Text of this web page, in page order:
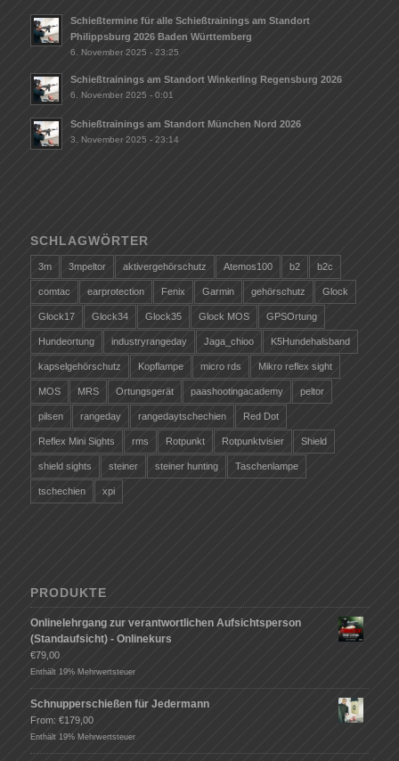
Schießtermine für alle Schießtrainings am Standort
Philippsburg 2026 Baden Württemberg
6. November 2025 - 23:25
Schießtrainings am Standort Winkerling Regensburg 2026
6. November 2025 - 0:01
Schießtrainings am Standort München Nord 2026
3. November 2025 - 23:14
SCHLAGWÖRTER
3m 3mpeltor aktivergehörschutz Atemos100 b2 b2c
comtac earprotection Fenix Garmin gehörschutz Glock
Glock17 Glock34 Glock35 Glock MOS GPSOrtung
Hundeortung industryrangeday Jaga_chioo K5Hundehalsband
kapselgehörschutz Kopflampe micro rds Mikro reflex sight
MOS MRS Ortungsgerät paashootingacademy peltor
pilsen rangeday rangedaytschechien Red Dot
Reflex Mini Sights rms Rotpunkt Rotpunktvisier Shield
shield sights steiner steiner hunting Taschenlampe
tschechien xpi
PRODUKTE
Onlinelehrgang zur verantwortlichen Aufsichtsperson
(Standaufsicht) - Onlinekurs
€79,00
Enthält 19% Mehrwertsteuer
Schnupperschießen für Jedermann
From: €179,00
Enthält 19% Mehrwertsteuer